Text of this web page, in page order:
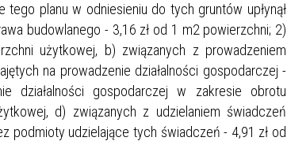
planu w odniesieniu do tych gruntów upłynął
budowlanego - 3,16 zł od 1 m2 powierzchni; 2)
użytkowej, b) związanych z prowadzeniem
na prowadzenie działalności gospodarczej -
działalności gospodarczej w zakresie obrotu
d) związanych z udzielaniem świadczeń
podmioty udzielające tych świadczeń - 4,91 zł od